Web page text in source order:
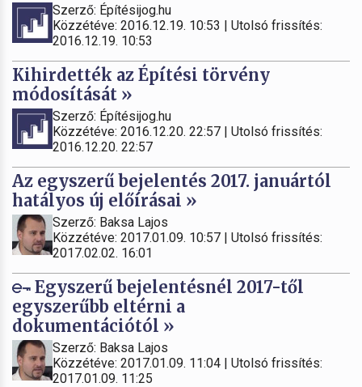
Szerző: Építésijog.hu
Közzétéve: 2016.12.19. 10:53 | Utolsó frissítés:
2016.12.19. 10:53
Kihirdették az Építési törvény
módosítását »
Szerző: Építésijog.hu
Közzétéve: 2016.12.20. 22:57 | Utolsó frissítés:
2016.12.20. 22:57
Az egyszerű bejelentés 2017. januártól
hatályos új előírásai »
Szerző: Baksa Lajos
Közzétéve: 2017.01.09. 10:57 | Utolsó frissítés:
2017.02.02. 16:01
Egyszerű bejelentésnél 2017-től
egyszerűbb eltérni a
dokumentációtól »
Szerző: Baksa Lajos
Közzétéve: 2017.01.09. 11:04 | Utolsó frissítés:
2017.01.09. 11:25